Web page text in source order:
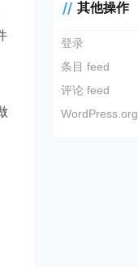
其他操作
登录
条目 feed
评论 feed
WordPress.org